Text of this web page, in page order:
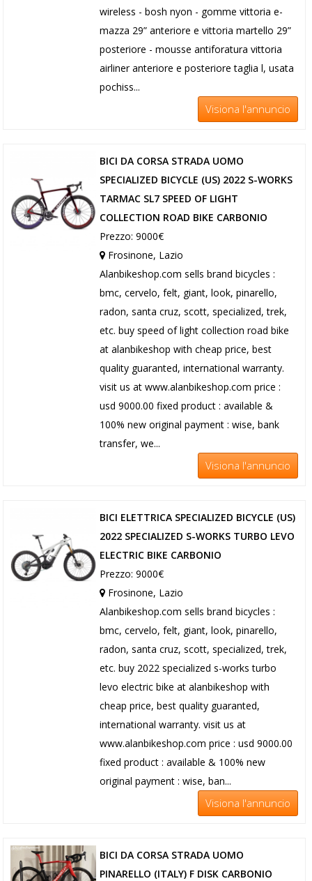
wireless - bosh nyon - gomme vittoria e-
mazza 29” anteriore e vittoria martello 29”
posteriore - mousse antiforatura vittoria
airliner anteriore e posteriore taglia l, usata
pochiss...
Visiona l'annuncio
BICI DA CORSA STRADA UOMO
SPECIALIZED BICYCLE (US) 2022 S-WORKS
TARMAC SL7 SPEED OF LIGHT
COLLECTION ROAD BIKE CARBONIO
Prezzo: 9000€
Frosinone, Lazio
Alanbikeshop.com sells brand bicycles :
bmc, cervelo, felt, giant, look, pinarello,
radon, santa cruz, scott, specialized, trek,
etc. buy speed of light collection road bike
at alanbikeshop with cheap price, best
quality guaranted, international warranty.
visit us at www.alanbikeshop.com price :
usd 9000.00 fixed product : available &
100% new original payment : wise, bank
transfer, we...
Visiona l'annuncio
BICI ELETTRICA SPECIALIZED BICYCLE (US)
2022 SPECIALIZED S-WORKS TURBO LEVO
ELECTRIC BIKE CARBONIO
Prezzo: 9000€
Frosinone, Lazio
Alanbikeshop.com sells brand bicycles :
bmc, cervelo, felt, giant, look, pinarello,
radon, santa cruz, scott, specialized, trek,
etc. buy 2022 specialized s-works turbo
levo electric bike at alanbikeshop with
cheap price, best quality guaranted,
international warranty. visit us at
www.alanbikeshop.com price : usd 9000.00
fixed product : available & 100% new
original payment : wise, ban...
Visiona l'annuncio
BICI DA CORSA STRADA UOMO
PINARELLO (ITALY) F DISK CARBONIO